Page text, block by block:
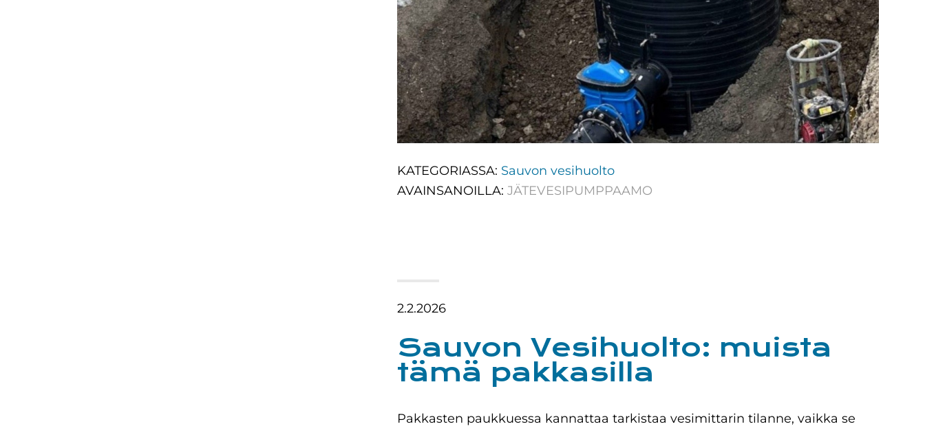
KATEGORIASSA: Sauvon vesihuolto
AVAINSANOILLA: JÄTEVESIPUMPPAAMO
2.2.2026
Sauvon Vesihuolto: muista
tämä pakkasilla
Pakkasten paukkuessa kannattaa tarkistaa vesimittarin tilanne, vaikka se